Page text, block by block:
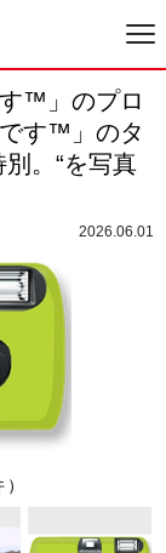
™」のプロ
す™」のタ
。“を写真
2026.06.01